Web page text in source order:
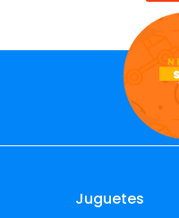
Juguetes